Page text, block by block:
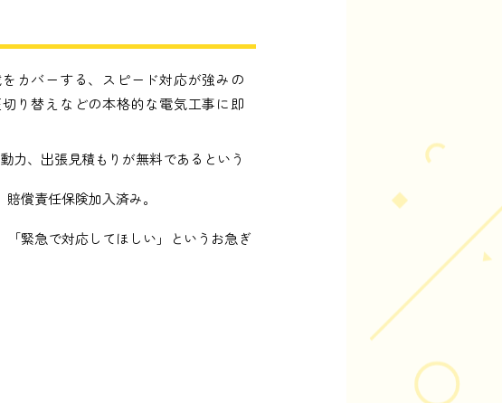
カバーする、スピード対応が強みの
り替えなどの本格的な電気工事に即
力、出張見積もりが無料であるという
償責任保険加入済み。
「緊急で対応してほしい」というお急ぎ